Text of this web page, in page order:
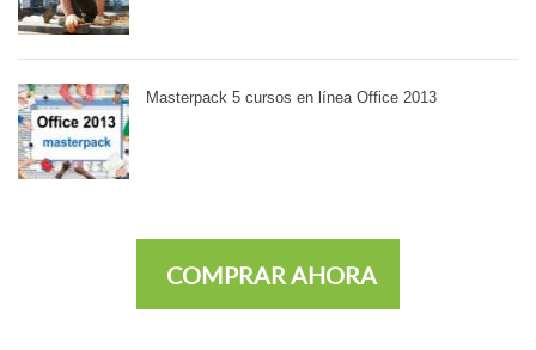
Masterpack 5 cursos en línea Office 2013
COMPRAR AHORA